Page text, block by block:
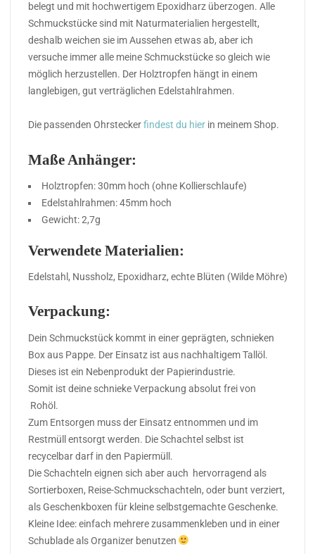
belegt und mit hochwertigem Epoxidharz überzogen. Alle
Schmuckstücke sind mit Naturmaterialien hergestellt,
deshalb weichen sie im Aussehen etwas ab, aber ich
versuche immer alle meine Schmuckstücke so gleich wie
möglich herzustellen. Der Holztropfen hängt in einem
langlebigen, gut verträglichen Edelstahlrahmen.
Die passenden Ohrsteckerfindest du hierin meinem Shop.
Maße Anhänger:
Holztropfen: 30mm hoch (ohne Kollierschlaufe)
Edelstahlrahmen: 45mm hoch
Gewicht: 2,7g
Verwendete Materialien:
Edelstahl, Nussholz, Epoxidharz, echte Blüten (Wilde Möhre)
Verpackung:
Dein Schmuckstück kommt in einer geprägten, schnieken
Box aus Pappe. Der Einsatz ist aus nachhaltigem Tallöl.
Dieses ist ein Nebenprodukt der Papierindustrie.
Somit ist deine schnieke Verpackung absolut frei von
Rohöl.
Zum Entsorgen muss der Einsatz entnommen und im
Restmüll entsorgt werden. Die Schachtel selbst ist
recycelbar darf in den Papiermüll.
Die Schachteln eignen sich aber auch hervorragend als
Sortierboxen, Reise-Schmuckschachteln, oder bunt verziert,
als Geschenkboxen für kleine selbstgemachte Geschenke.
Kleine Idee: einfach mehrere zusammenkleben und in einer
Schublade als Organizer benutzen